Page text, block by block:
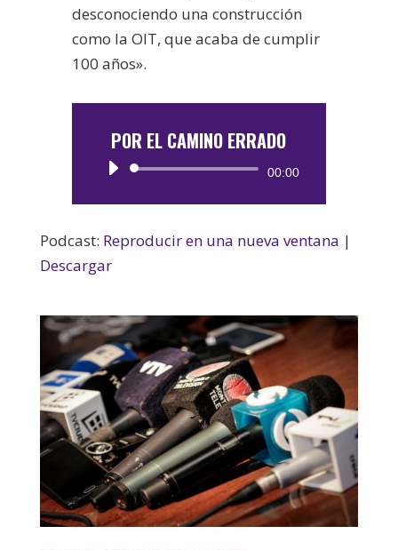
desconociendo una construcción
como la OIT, que acaba de cumplir
100 años».
POR EL CAMINO ERRADO
Reproductor
00:00
Podcast: Reproducir en una nueva ventana |
Descargar